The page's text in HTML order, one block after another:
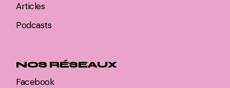
Articles
Podcasts
NOS RÉSEAUX
Facebook